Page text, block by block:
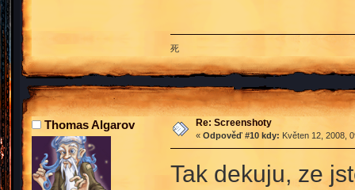
死
Thomas Algarov Re: Screenshoty
« Odpověď #10 kdy: Květen 12, 2008,
Tak dekuju, ze